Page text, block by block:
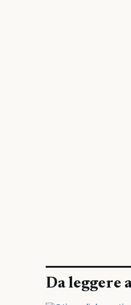
Da leggere